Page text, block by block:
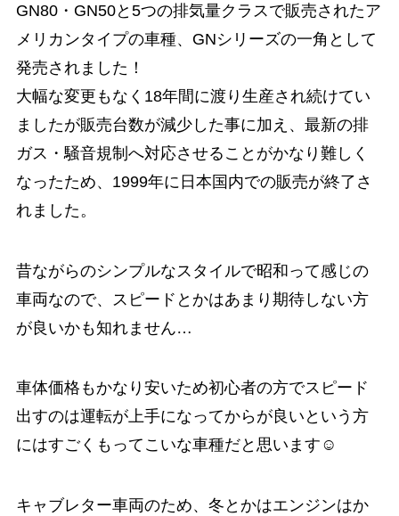
GN80・GN50と5つの排気量クラスで販売されたア
メリカンタイプの車種、GNシリーズの一角として
発売されました！
大幅な変更もなく18年間に渡り生産され続けてい
ましたが販売台数が減少した事に加え、最新の排
ガス・騒音規制へ対応させることがかなり難しく
なったため、1999年に日本国内での販売が終了さ
れました。
昔ながらのシンプルなスタイルで昭和って感じの
車両なので、スピードとかはあまり期待しない方
が良いかも知れません…
車体価格もかなり安いため初心者の方でスピード
出すのは運転が上手になってからが良いという方
にはすごくもってこいな車種だと思います☺️
キャブレター車両のため、冬とかはエンジンはか